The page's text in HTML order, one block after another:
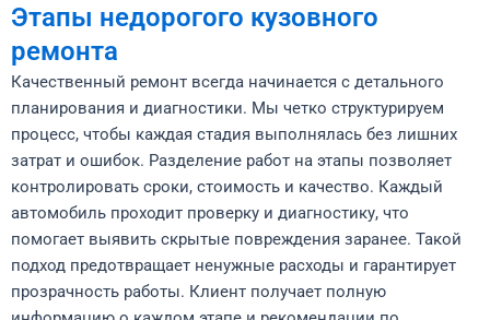
Этапы недорогого кузовного
ремонта
Качественный ремонт всегда начинается с детального
планирования и диагностики. Мы четко структурируем
процесс, чтобы каждая стадия выполнялась без лишних
затрат и ошибок. Разделение работ на этапы позволяет
контролировать сроки, стоимость и качество. Каждый
автомобиль проходит проверку и диагностику, что
помогает выявить скрытые повреждения заранее. Такой
подход предотвращает ненужные расходы и гарантирует
прозрачность работы. Клиент получает полную